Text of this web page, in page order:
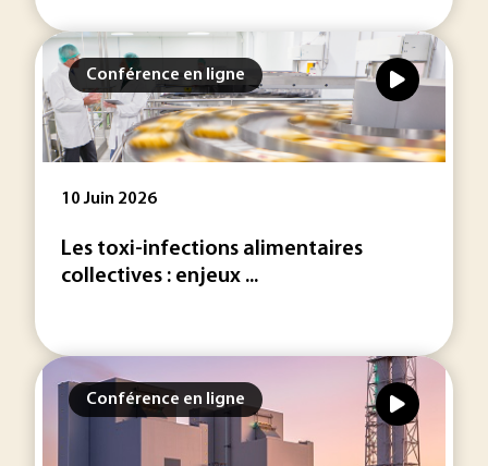
Conférence en ligne
10 Juin 2026
Les toxi-infections alimentaires
collectives : enjeux ...
Conférence en ligne